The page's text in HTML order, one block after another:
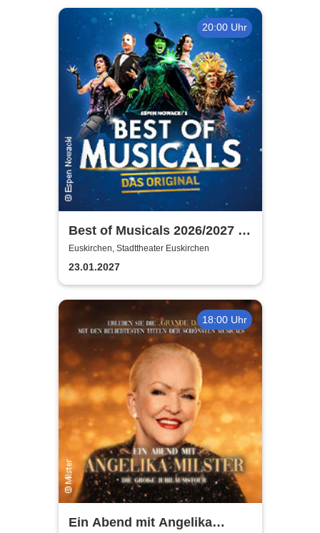
20:00 Uhr
Best of Musicals 2026/2027 -
Highlights aus über 20
Musicals
Euskirchen, Stadttheater Euskirchen
23.01.2027
18:00 Uhr
Ein Abend mit Angelika